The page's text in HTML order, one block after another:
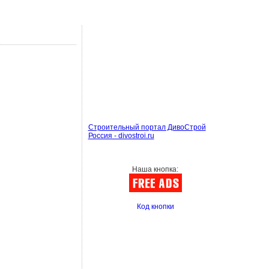
Строительный портал ДивоСтрой
Россия - divostroi.ru
Наша кнопка:
Код кнопки